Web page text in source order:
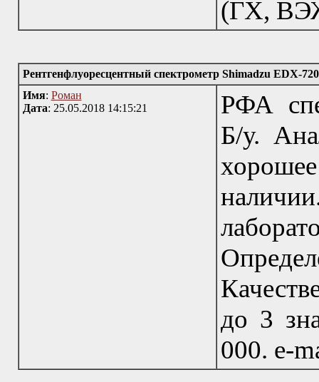
(ГХ,
Рентгенфлуоресцентный спектрометр Shimadzu EDX-720
Имя: Роман
Дата: 25.05.2018 14:15:21
РФА
Б/у.
до 3
000. e-